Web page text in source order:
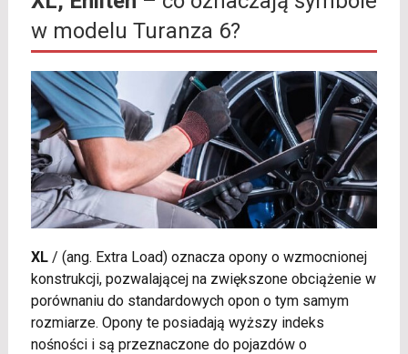
w modelu Turanza 6?
XL/ (ang. Extra Load) oznacza opony o wzmocnionej
konstrukcji, pozwalającej na zwiększone obciążenie w
porównaniu do standardowych opon o tym samym
rozmiarze. Opony te posiadają wyższy indeks
nośności i są przeznaczone do pojazdów o